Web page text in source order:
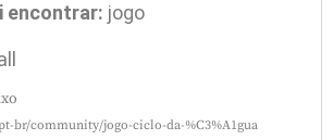
encontrar: jogo
br/community/jogo-ciclo-da-%C3%A1gua